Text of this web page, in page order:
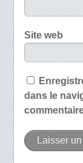
Site web
dans le